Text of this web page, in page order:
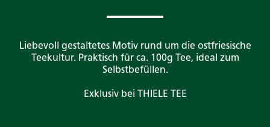
Liebevoll gestaltetes Motiv rund um die ostfriesische
Teekultur. Praktisch für ca. 100g Tee, ideal zum
Selbstbefüllen.
Exklusiv bei THIELE TEE